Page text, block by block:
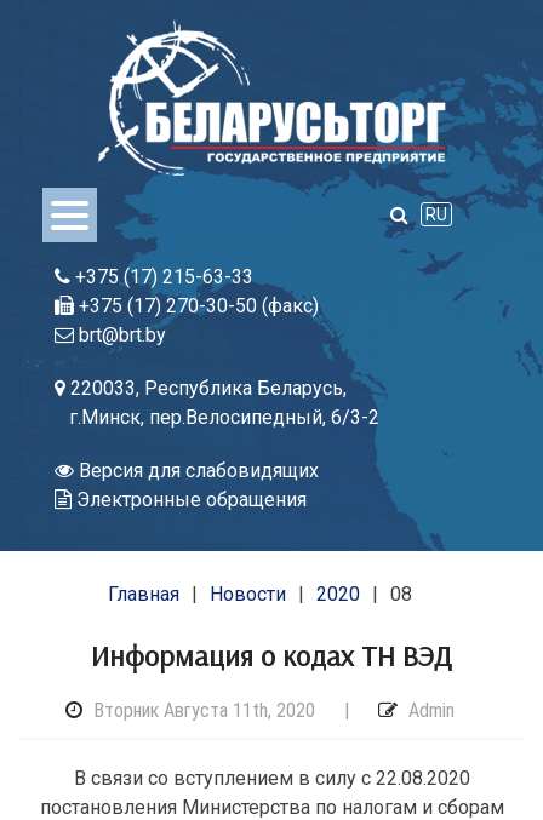
RU
+375 (17) 215-63-33
+375 (17) 270-30-50 (факс)
brt@brt.by
220033, Республика Беларусь,
г.Минск, пер.Велосипедный, 6/3-2
Версия для слабовидящих
Электронные обращения
Главная Новости 2020 08
Информация о кодах ТН ВЭД
Вторник Августа 11th, 2020 | Admin
В связи со вступлением в силу с 22.08.2020
постановления Министерства по налогам и сборам